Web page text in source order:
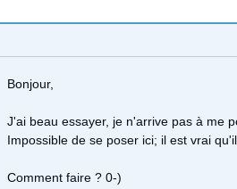
Bonjour,
J'ai beau essayer, je n'arrive pas à me
Impossible de se poser ici; il est vrai
Comment faire ? 0-)